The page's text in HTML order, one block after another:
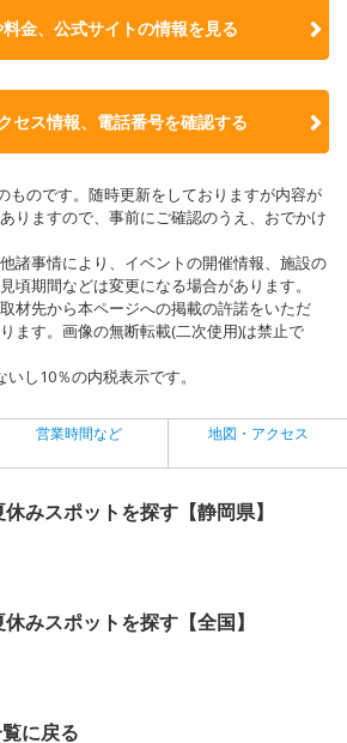
金、公式サイトの情報を見る
セス情報、電話番号を確認する
ものです。随時更新をしておりますが内容が
りますので、事前にご確認のうえ、おでかけ
諸事情により、イベントの開催情報、施設の
頃期間などは変更になる場合があります。
材先から本ページへの掲載の許諾をいただ
ます。画像の無断転載(二次使用)は禁止で
し10％の内税表示です。
営業時間など 地図・アクセス
みスポットを探す【静岡県】
みスポットを探す【全国】
に戻る